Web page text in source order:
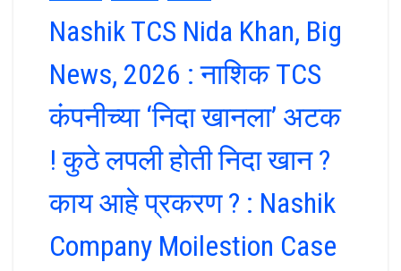
Nashik TCS Nida Khan, Big
News, 2026 : नाशिक TCS
कंपनीच्या ‘निदा खानला’ अटक
! कुठे लपली होती निदा खान ?
काय आहे प्रकरण ? : Nashik
Company Moilestion Case